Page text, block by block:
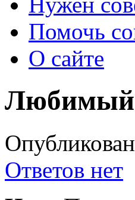
Помочь
О сайте
Любимый
Ответов нет